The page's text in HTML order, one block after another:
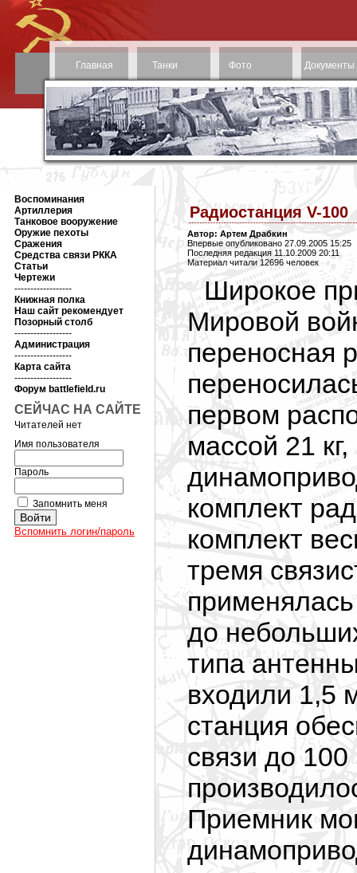
Главная Танки Фото Документы
Воспоминания
Артиллерия
Танковое вооружение
Оружие пехоты
Сражения
Средства связи РККА
Статьи
Чертежи
------------------
Книжная полка
Наш сайт рекомендует
Позорный столб
------------------
Администрация
------------------
Карта сайта
------------------
Форум battlefield.ru
СЕЙЧАС НА САЙТЕ
Читателей нет
Имя пользователя
Пароль
Запомнить меня
Вспомнить логин/пароль
Радиостанция V-100
Автор: Артем Драбкин
Впервые опубликовано 27.09.2005 15:25
Последняя редакция 11.10.2009 20:11
Материал читали 12696 человек
Широкое
Мировой
переносная
первом
массой 21
комплект
комплект
тремя
до
типа
входили 1,5
станция
связи до
Приемник